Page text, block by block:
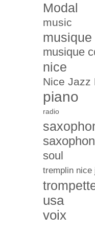
Modal
music
musique
musique
nice
Nice Jazz
piano
radio
soul
tremplin
usa
voix